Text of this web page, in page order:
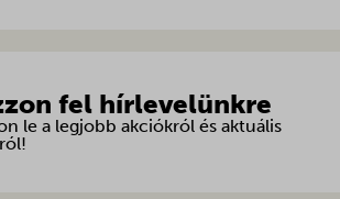
fel hírlevelünkre
le a legjobb akciókról és aktuális